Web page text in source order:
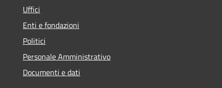
Uffici
Enti e fondazioni
Politici
Personale Amministrativo
Documenti e dati